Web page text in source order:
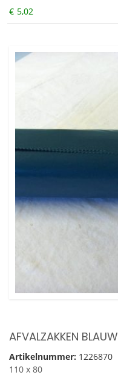
€ 5,02
AFVALZAKKEN BLAUW
Artikelnummer: 1226870
110 x 80